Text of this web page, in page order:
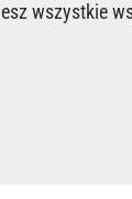
wszystkie